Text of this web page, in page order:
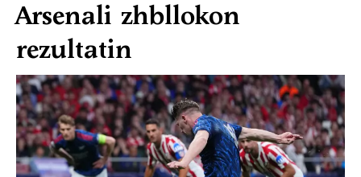
Arsenali zhbllokon
rezultatin